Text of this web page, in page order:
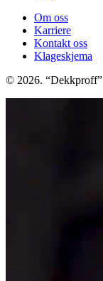
Om oss
Karriere
Kontakt oss
Klageskjema
© 2026. “Dekkproff”